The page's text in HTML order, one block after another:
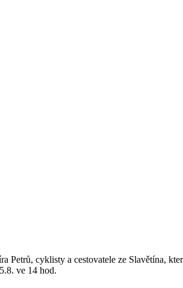
Petrů, cyklisty a cestovatele ze Slavětína,
ve 14 hod.